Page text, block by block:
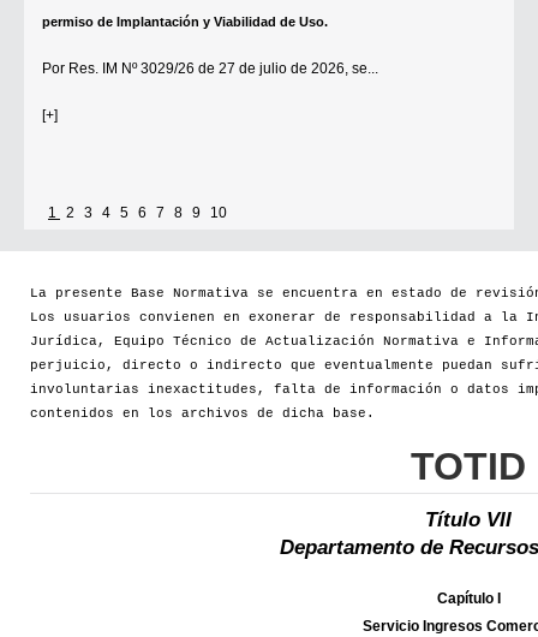
permiso de Implantación y Viabilidad de Uso.
Por Res. IM Nº 3029/26 de 27 de julio de 2026, se...
[+]
1 2 3 4 5 6 7 8 9 10
La presente Base Normativa se encuentra en estado de
Los usuarios convienen en exonerar de responsabilidad a la
Jurídica, Equipo Técnico de Actualización Normativa e
perjuicio, directo o indirecto que eventualmente puedan
involuntarias inexactitudes, falta de información o datos
contenidos en los archivos de dicha base.
TOTID
Título VII
Departamento de
Capítulo I
Servicio Ingresos